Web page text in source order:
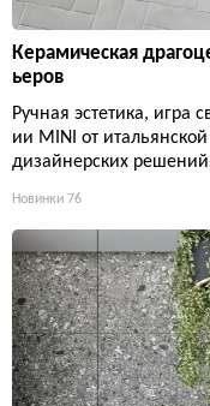
Керамическая
ьеров
Ручная эстетика, игра
ии MINI от
дизайнерских
Новинки 76